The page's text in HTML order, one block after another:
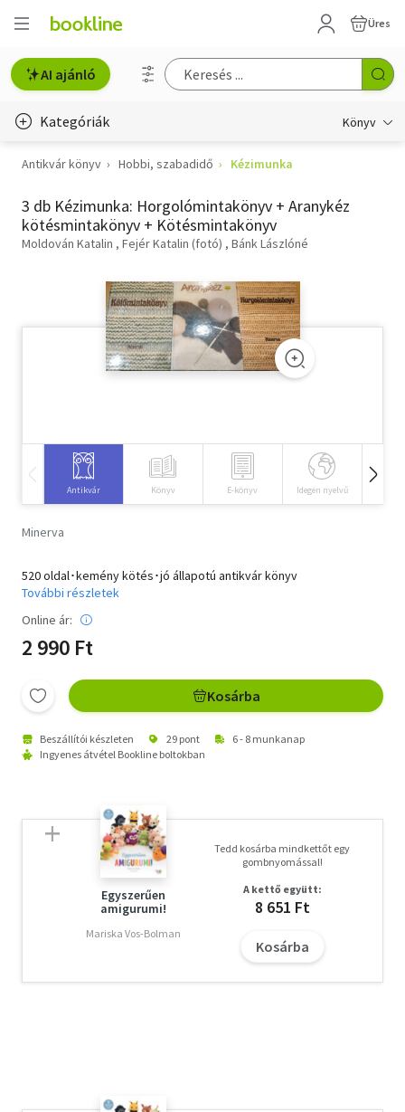
Üres
AI ajánló
Kategóriák Könyv
Életmód, egészség
Erotika
Gyermek- és ifjúsági
Hobbi, szabadidő
Tankönyv, segédkönyv
Történelem
Antikvár könyv Hobbi, szabadidő Kézimunka
3 db Kézimunka: Horgolómintakönyv + Aranykéz
kötésmintakönyv + Kötésmintakönyv
Moldován Katalin Fejér Katalin (fotó) Bánk Lászlóné
Antikvár Könyv E-könyv Idegen nyelvű
Minerva
520 oldal･kemény kötés･jó állapotú antikvár könyv
További részletek
Online ár:
2 990 Ft
Kosárba
Beszállítói készleten 29 pont
6 - 8 munkanap
Ingyenes átvétel Bookline boltokban
Egyszerűen
amigurumi!
Mariska Vos-Bolman
Tedd kosárba mindkettőt egy
gombnyomással!
A kettő együtt:
8 651 Ft
Kosárba